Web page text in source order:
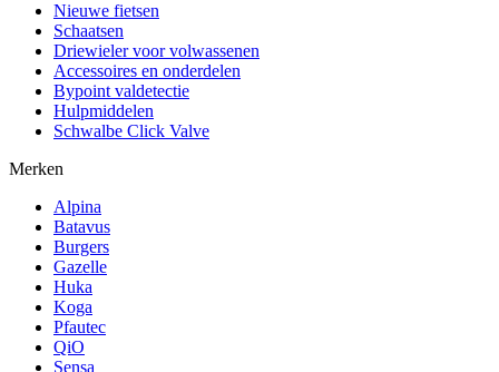
Nieuwe fietsen
Schaatsen
Driewieler voor volwassenen
Accessoires en onderdelen
Bypoint valdetectie
Hulpmiddelen
Schwalbe Click Valve
Merken
Alpina
Batavus
Burgers
Gazelle
Huka
Koga
Pfautec
QiO
Sensa